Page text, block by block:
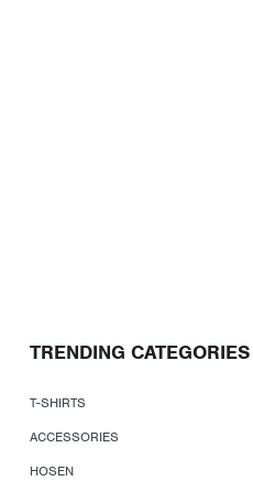
TRENDING CATEGORIES
T-SHIRTS
ACCESSORIES
HOSEN